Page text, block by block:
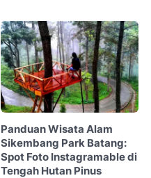
Panduan Wisata Alam
Sikembang Park Batang:
Spot Foto Instagramable di
Tengah Hutan Pinus